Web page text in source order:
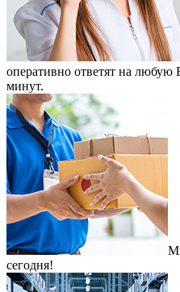
оперативно ответят на любую
минут.
сегодня!